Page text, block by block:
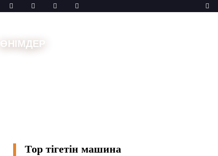
ӨНІМДЕР
Тор тігетін машина